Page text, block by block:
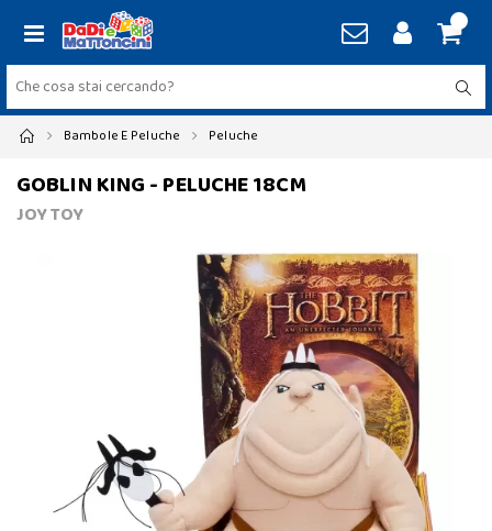
Bambole E Peluche Peluche
GOBLIN KING - PELUCHE 18CM
JOY TOY